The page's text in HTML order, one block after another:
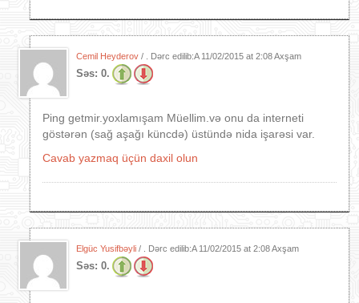
Cemil Heyderov / . Dərc edilib:A 11/02/2015 at 2:08 Axşam
Səs: 0.
Ping getmir.yoxlamışam Müellim.və onu da interneti
göstərən (sağ aşağı küncdə) üstündə nida işarəsi var.
Cavab yazmaq üçün daxil olun
Elgüc Yusifbəyli / . Dərc edilib:A 11/02/2015 at 2:08 Axşam
Səs: 0.